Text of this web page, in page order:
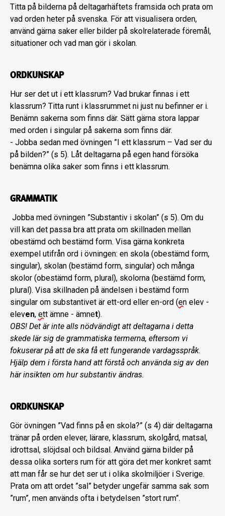
Titta på bilderna på deltagarhäftets framsida och prata om
vad orden heter på svenska. För att visualisera orden,
använd gärna saker eller bilder på skolrelaterade föremål,
situationer och vad man gör i skolan.
ORDKUNSKAP
Hur ser det ut i ett klassrum? Vad brukar finnas i ett
klassrum? Titta runt i klassrummet ni just nu befinner er i.
Benämn sakerna som finns där. Sätt gärna stora lappar
med orden i singular på sakerna som finns där.
- Jobba sedan med övningen ”I ett klassrum – Vad ser du
på bilden?” (s 5). Låt deltagarna på egen hand försöka
benämna olika saker som finns i ett klassrum.
GRAMMATIK
Jobba med övningen ”Substantiv i skolan” (s 5). Om du
vill kan det passa bra att prata om skillnaden mellan
obestämd och bestämd form. Visa gärna konkreta
exempel utifrån ord i övningen: en skola (obestämd form,
singular), skolan (bestämd form, singular) och många
skolor (obestämd form, plural), skolorna (bestämd form,
plural). Visa skillnaden på ändelsen i bestämd form
singular om substantivet är ett-ord eller en-ord (en elev -
eleven, ett ämne - ämnet).
OBS! Det är inte alls nödvändigt att deltagarna i detta
skede lär sig de grammatiska termerna, eftersom vi
fokuserar på att de ska få ett fungerande vardagsspråk.
Hjälp dem i första hand att förstå och använda sig av den
här insikten om hur substantiv ändras.
ORDKUNSKAP
Gör övningen ”Vad finns på en skola?” (s 4) där deltagarna
tränar på orden elever, lärare, klassrum, skolgård, matsal,
idrottsal, slöjdsal och bildsal. Använd gärna bilder på
dessa olika sorters rum för att göra det mer konkret samt
att man får se hur det ser ut i olika skolmiljöer i Sverige.
Prata om att ordet ”sal” betyder ungefär samma sak som
”rum”, men används ofta i betydelsen ”stort rum”.